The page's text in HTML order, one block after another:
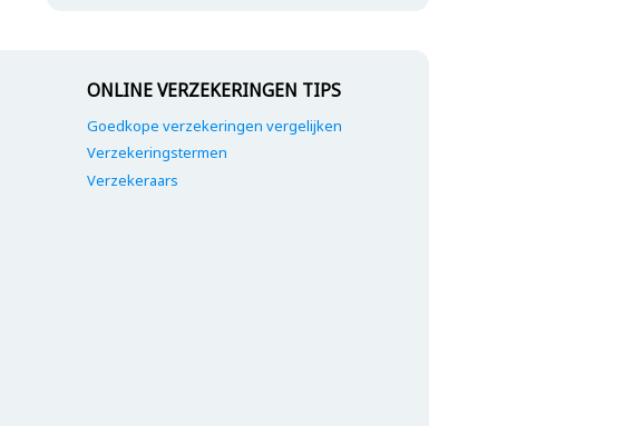
ONLINE VERZEKERINGEN TIPS
Goedkope verzekeringen vergelijken
Verzekeringstermen
Verzekeraars